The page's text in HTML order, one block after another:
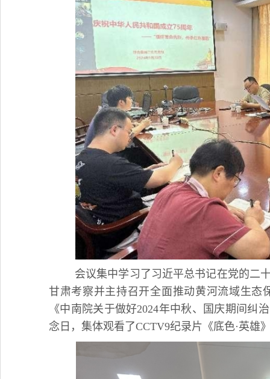
会议集中学习了习近平总书记在党的二
甘肃考察并主持召开全面推动黄河流域生
《中南院关于做好2024年中秋、国庆期间纠
念日，集体观看了CCTV9纪录片《底色·英雄